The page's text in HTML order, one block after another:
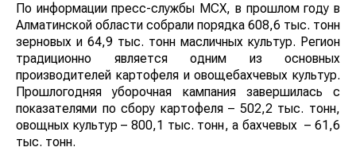
По информации пресс-службы МСХ, в прошлом году в
Алматинской области собрали порядка 608,6 тыс. тонн
зерновых и 64,9 тыс. тонн масличных культур. Регион
традиционно является одним из основных
производителей картофеля и овощебахчевых культур.
Прошлогодняя уборочная кампания завершилась с
показателями по сбору картофеля – 502,2 тыс. тонн,
овощных культур – 800,1 тыс. тонн, а бахчевых – 61,6
тыс. тонн.